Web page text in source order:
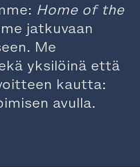
Home of the
jatkuvaan
Me
yksilöinä että
kautta:
avulla.